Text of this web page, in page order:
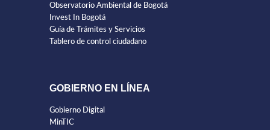
Observatorio Ambiental de Bogotá
Invest In Bogotá
Guía de Trámites y Servicios
Tablero de control ciudadano
GOBIERNO EN LÍNEA
Gobierno Digital
MinTIC